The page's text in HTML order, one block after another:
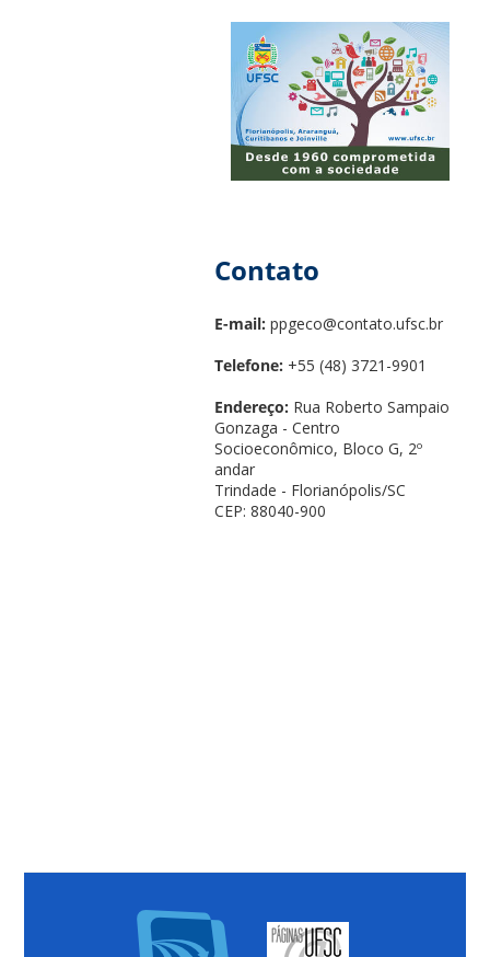
Contato
E-mail: ppgeco@contato.ufsc.br
Telefone: +55 (48) 3721-9901
Endereço: Rua Roberto Sampaio
Gonzaga - Centro
Socioeconômico, Bloco G, 2º
andar
Trindade - Florianópolis/SC
CEP: 88040-900